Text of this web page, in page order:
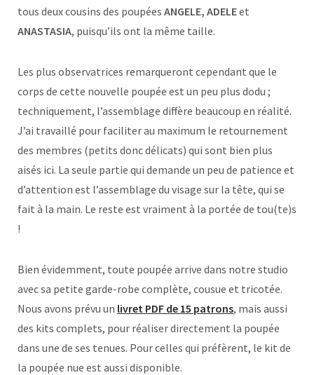
tous deux cousins des poupées ANGELE, ADELEet
ANASTASIA, puisqu’ils ont la même taille.
Les plus observatrices remarqueront cependant que le
corps de cette nouvelle poupée est un peu plus dodu ;
techniquement, l’assemblage diffère beaucoup en réalité.
J’ai travaillé pour faciliter au maximum le retournement
des membres (petits donc délicats) qui sont bien plus
aisés ici. La seule partie qui demande un peu de patience et
d’attention est l’assemblage du visage sur la tête, qui se
fait à la main. Le reste est vraiment à la portée de tou(te)s
!
Bien évidemment, toute poupée arrive dans notre studio
avec sa petite garde-robe complète, cousue et tricotée.
Nous avons prévu un livret PDF de 15 patrons, mais aussi
des kits complets, pour réaliser directement la poupée
dans une de ses tenues. Pour celles qui préfèrent, le kit de
la poupée nue est aussi disponible.